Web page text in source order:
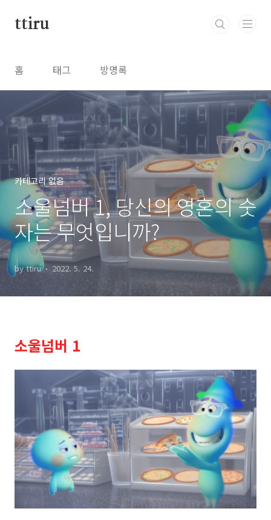
ttiru
홈 태그 방명록
카테고리 없음
소울넘버 1, 당신의 영혼의 숫
자는 무엇입니까?
by ttiru 2022. 5. 24.
소울넘버 1